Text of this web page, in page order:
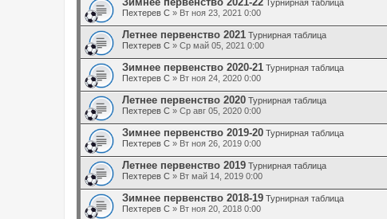
Турнирная таблица
Пехтерев С » Вт ноя 23, 2021 0:00
Летнее первенство 2021 Турнирная таблица
Пехтерев С » Ср май 05, 2021 0:00
Зимнее первенство 2020-21 Турнирная таблица
Пехтерев С » Вт ноя 24, 2020 0:00
Летнее первенство 2020 Турнирная таблица
Пехтерев С » Ср авг 05, 2020 0:00
Зимнее первенство 2019-20 Турнирная таблица
Пехтерев С » Вт ноя 26, 2019 0:00
Летнее первенство 2019 Турнирная таблица
Пехтерев С » Вт май 14, 2019 0:00
Зимнее первенство 2018-19 Турнирная таблица
Пехтерев С » Вт ноя 20, 2018 0:00